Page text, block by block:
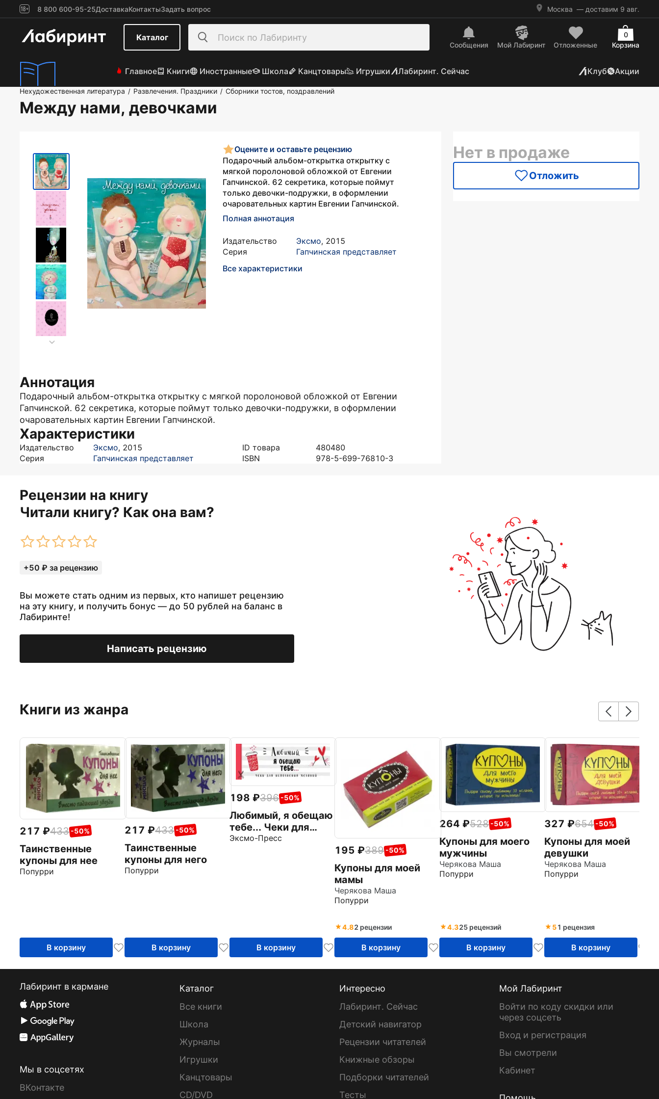
8 800 600-95-25ДоставкаКонтактыЗадать вопрос Москва — доставим 9 авг.
Каталог
Сообщения Mой Лабиринт Отложенные Корзина
0
Главное Книги Иностранные Школа Канцтовары Игрушки Лабиринт. Сейчас Клуб Акции
Нехудожественная литература / Развлечения. Праздники / Сборники тостов, поздравлений
Между нами, девочками
Оцените и оставьте рецензию
Подарочный альбом-открытка открытку с
мягкой поролоновой обложкой от Евгении
Гапчинской. 62 секретика, которые поймут
только девочки-подружки, в оформлении
очаровательных картин Евгении Гапчинской.
Полная аннотация
Издательство Эксмо, 2015
Серия
Гапчинская представляет
Все характеристики
Аннотация
Подарочный альбом-открытка открытку с мягкой поролоновой обложкой от Евгении
Гапчинской. 62 секретика, которые поймут только девочки-подружки, в оформлении
очаровательных картин Евгении Гапчинской.
Характеристики
Издательство Эксмо, 2015
Серия
Гапчинская представляет
ID товара
480480
ISBN
978-5-699-76810-3
Нет в продаже
Отложить
Рецензии на книгу
Читали книгу? Как она вам?
+50 ₽ за рецензию
Вы можете стать одним из первых, кто напишет рецензию
на эту книгу, и получить бонус — до 50 рублей на баланс в
Лабиринте!
Написать рецензию
Книги из жанра
217 433 -50%
Таинственные
купоны для нее
Попурри
В корзину
217 433 -50%
Таинственные
купоны для него
Попурри
В корзину
198 396 -50%
Любимый, я обещаю
тебе... Чеки для
исполнения
Эксмо-Пресс
В корзину
195 389 -50%
Купоны для моей
мамы
Черякова Маша
Попурри
4.82 рецензии
В корзину
264 528 -50%
Купоны для моего
мужчины
Черякова Маша
Попурри
4.325 рецензий
В корзину
327 654 -50%
Купоны для моей
девушки
Черякова Маша
Попурри
51 рецензия
В корзину
Лабиринт в кармане
Мы в соцсетях
ВКонтакте
Каталог
Все книги
Школа
Журналы
Игрушки
Канцтовары
CD/DVD
Интересно
Лабиринт. Сейчас
Детский навигатор
Рецензии читателей
Книжные обзоры
Подборки читателей
Тесты
Мой Лабиринт
Войти по коду скидки или
через соцсеть
Вход и регистрация
Вы смотрели
Кабинет